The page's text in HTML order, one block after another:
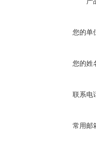
您的单
您的姓
联系电
常用邮